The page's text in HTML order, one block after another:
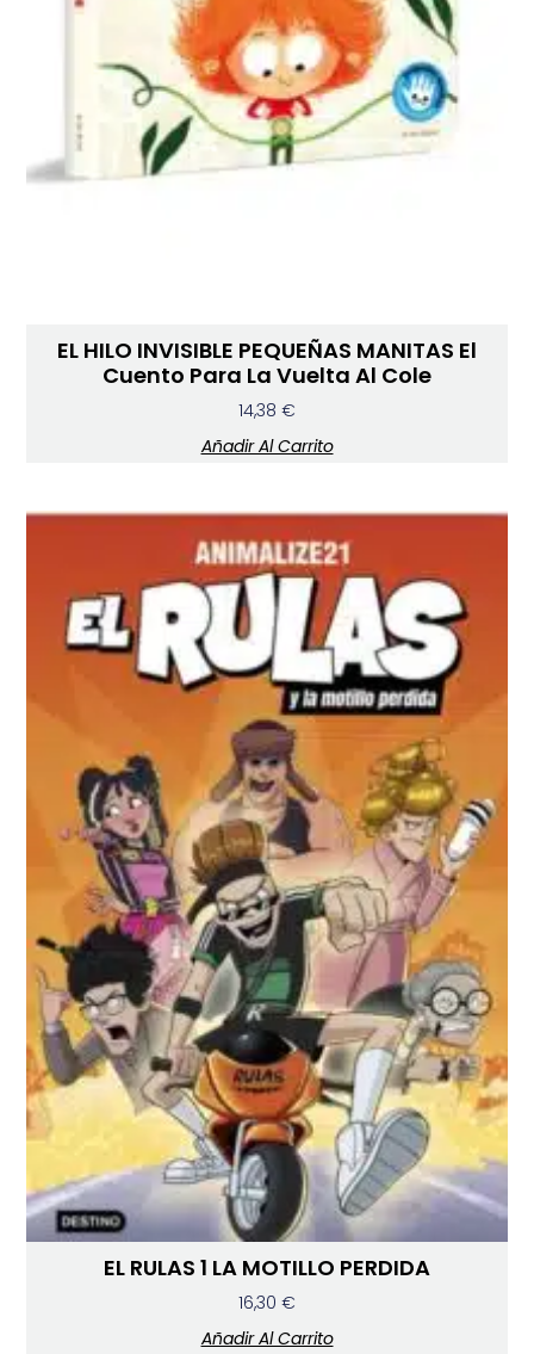
EL HILO INVISIBLE PEQUEÑAS MANITAS El
Cuento Para La Vuelta Al Cole
14,38 €
Añadir Al Carrito
EL RULAS 1 LA MOTILLO PERDIDA
16,30 €
Añadir Al Carrito